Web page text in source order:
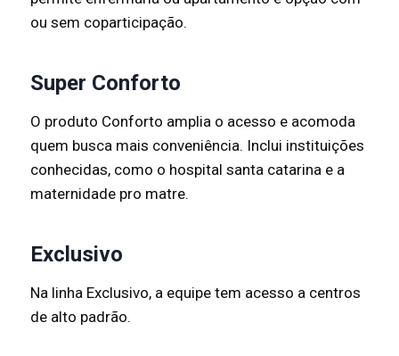
ou sem coparticipação.
Super Conforto
O produto Conforto amplia o acesso e acomoda
quem busca mais conveniência. Inclui instituições
conhecidas, como o hospital santa catarina e a
maternidade pro matre.
Exclusivo
Na linha Exclusivo, a equipe tem acesso a centros
de alto padrão.